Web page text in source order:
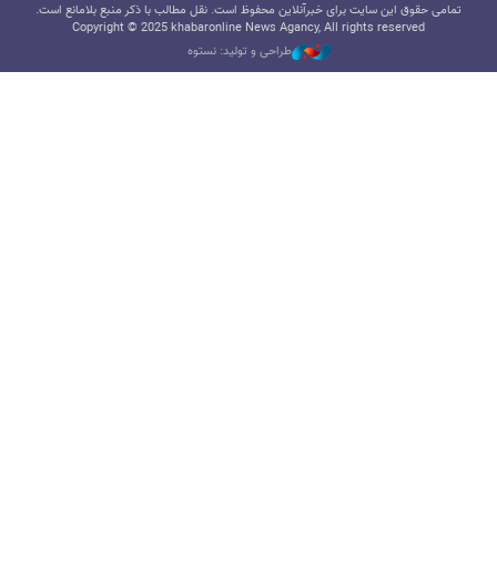
تمامی حقوق این سایت برای خبرآنلاین محفوظ است. نقل مطالب با ذکر منبع بلامانع است.
Copyright © 2025 khabaronline News Agancy, All rights reserved
طراحی و تولید: نستوه